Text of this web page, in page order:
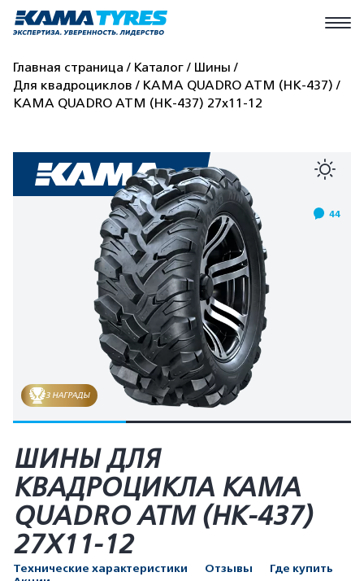
Главная страница Каталог
Шины
Для квадроциклов
КАМА QUADRO ATM (HK-437)
КАМА QUADRO ATM (HK-437) 27x11-12
44
3 НАГРАДЫ
ШИНЫ ДЛЯ
КВАДРОЦИКЛА КАМА
QUADRO ATM (HK-437)
27X11-12
Технические характеристики Отзывы
Где купить